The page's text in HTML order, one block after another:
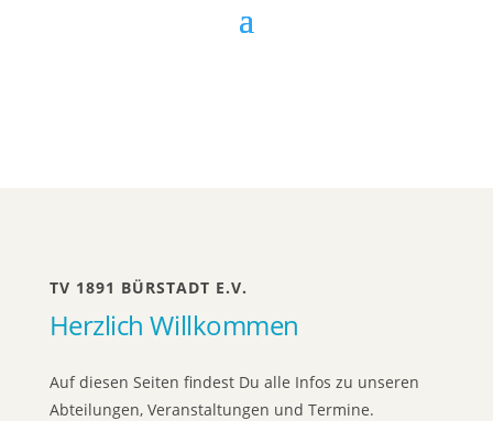
TV 1891 BÜRSTADT E.V.
Herzlich Willkommen
Auf diesen Seiten findest Du alle Infos zu unseren
Abteilungen, Veranstaltungen und Termine.